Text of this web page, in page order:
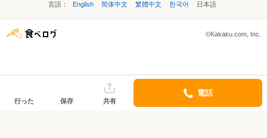
言語： English 简体中文 繁體中文 한국어 日本語
©Kakaku.com, Inc.
行った 保存 共有
電話